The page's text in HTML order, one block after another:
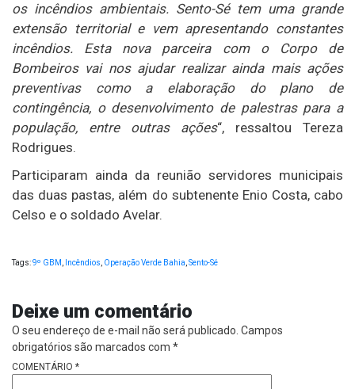
os incêndios ambientais. Sento-Sé tem uma grande
extensão territorial e vem apresentando constantes
incêndios. Esta nova parceira com o Corpo de
Bombeiros vai nos ajudar realizar ainda mais ações
preventivas como a elaboração do plano de
contingência, o desenvolvimento de palestras para a
população, entre outras ações“, ressaltou Tereza
Rodrigues.
Participaram ainda da reunião servidores municipais
das duas pastas, além do subtenente Enio Costa, cabo
Celso e o soldado Avelar.
Tags:9º GBM Incêndios Operação Verde Bahia Sento-Sé
Deixe um comentário
O seu endereço de e-mail não será publicado. Campos
obrigatórios são marcados com *
COMENTÁRIO *